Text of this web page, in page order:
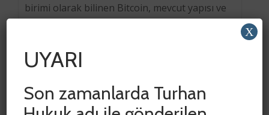
birimi olarak bilinen Bitcoin, mevcut yapısı ve
işleyişi […]
UYARI
Son zamanlarda Turhan
X